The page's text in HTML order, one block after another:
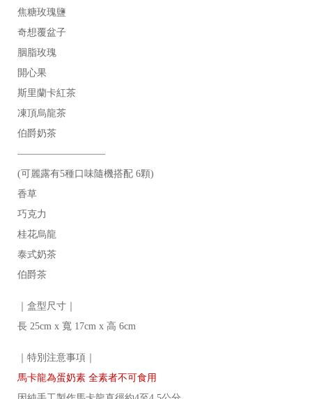
焦糖玫瑰鹽
奇想覆盆子
胭脂玫瑰
開心果
斯里蘭卡紅茶
凍頂烏龍茶
伯爵奶茶
—————————
(可麗露有5種口味隨機搭配 6顆)
香草
巧克力
桂花烏龍
泰式奶茶
伯爵茶
長 25cm x 寬 17cm x 高 6cm